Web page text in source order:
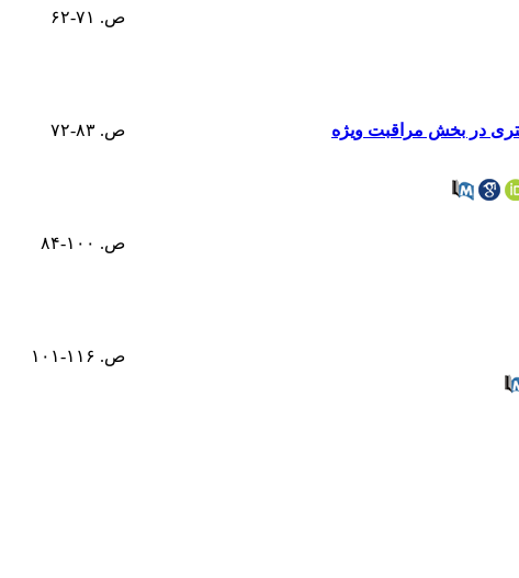
ص. ۷۱-۶۲
در بخش مراقبت ویژه
ص. ۸۳-۷۲
ص. ۱۰۰-۸۴
ص. ۱۱۶-۱۰۱